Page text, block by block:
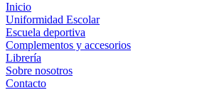
Inicio
Uniformidad Escolar
Escuela deportiva
Complementos y accesorios
Librería
Sobre nosotros
Contacto